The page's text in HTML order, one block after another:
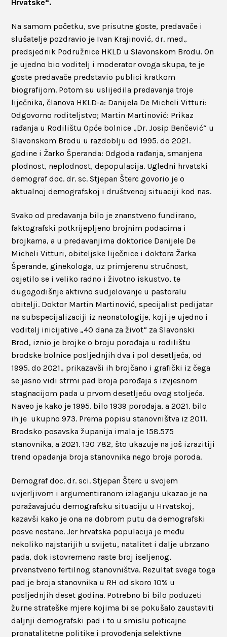
Hrvatske“.
Na samom početku, sve prisutne goste, predavače i
slušatelje pozdravio je Ivan Krajinović, dr. med.,
predsjednik Podružnice HKLD u Slavonskom Brodu. On
je ujedno bio voditelj i moderator ovoga skupa, te je
goste predavače predstavio publici kratkom
biografijom. Potom su uslijedila predavanja troje
liječnika, članova HKLD-a: Danijela De Micheli Vitturi:
Odgovorno roditeljstvo; Martin Martinović: Prikaz
rađanja u Rodilištu Opće bolnice „Dr. Josip Benčević“ u
Slavonskom Brodu u razdoblju od 1995. do 2021.
godine i Žarko Šperanda: Odgoda rađanja, smanjena
plodnost, neplodnost, depopulacija. Ugledni hrvatski
demograf doc. dr. sc. Stjepan Šterc govorio je o
aktualnoj demografskoj i društvenoj situaciji kod nas.
Svako od predavanja bilo je znanstveno fundirano,
faktografski potkrijepljeno brojnim podacima i
brojkama, a u predavanjima doktorice Danijele De
Micheli Vitturi, obiteljske liječnice i doktora Žarka
Šperande, ginekologa, uz primjerenu stručnost,
osjetilo se i veliko radno i životno iskustvo, te
dugogodišnje aktivno sudjelovanje u pastoralu
obitelji. Doktor Martin Martinović, specijalist pedijatar
na subspecijalizaciji iz neonatologije, koji je ujedno i
voditelj inicijative „40 dana za život“ za Slavonski
Brod, iznio je brojke o broju porođaja u rodilištu
brodske bolnice posljednjih dva i pol desetljeća, od
1995. do 2021., prikazavši ih brojčano i grafički iz čega
se jasno vidi strmi pad broja porođaja s izvjesnom
stagnacijom pada u prvom desetljeću ovog stoljeća.
Naveo je kako je 1995. bilo 1939 porođaja, a 2021. bilo
ih je ukupno 973. Prema popisu stanovništva iz 2011.
Brodsko posavska županija imala je 158.575
stanovnika, a 2021. 130 782, što ukazuje na još izrazitiji
trend opadanja broja stanovnika nego broja poroda.
Demograf doc. dr. sci. Stjepan Šterc u svojem
uvjerljivom i argumentiranom izlaganju ukazao je na
poražavajuću demografsku situaciju u Hrvatskoj,
kazavši kako je ona na dobrom putu da demografski
posve nestane. Jer hrvatska populacija je među
nekoliko najstarijih u svijetu, natalitet i dalje ubrzano
pada, dok istovremeno raste broj iseljenog,
prvenstveno fertilnog stanovništva. Rezultat svega toga
pad je broja stanovnika u RH od skoro 10% u
posljednjih deset godina. Potrebno bi bilo poduzeti
žurne strateške mjere kojima bi se pokušalo zaustaviti
daljnji demografski pad i to u smislu poticajne
pronatalitetne politike i provođenja selektivne